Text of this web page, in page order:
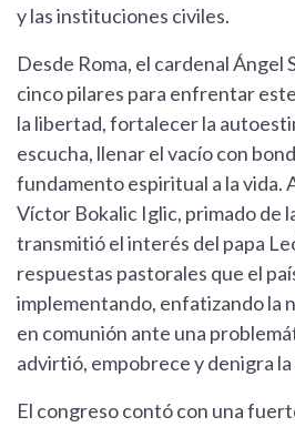
y las instituciones civiles.
Desde Roma, el cardenal Ángel
cinco pilares para enfrentar
la libertad, fortalecer la
escucha, llenar el vacío con
fundamento espiritual a la vida.
Víctor Bokalic Iglic, primado de
transmitió el interés del papa
respuestas pastorales que el
implementando, enfatizando la
en comunión ante una
advirtió, empobrece y denigra
El congreso contó con una